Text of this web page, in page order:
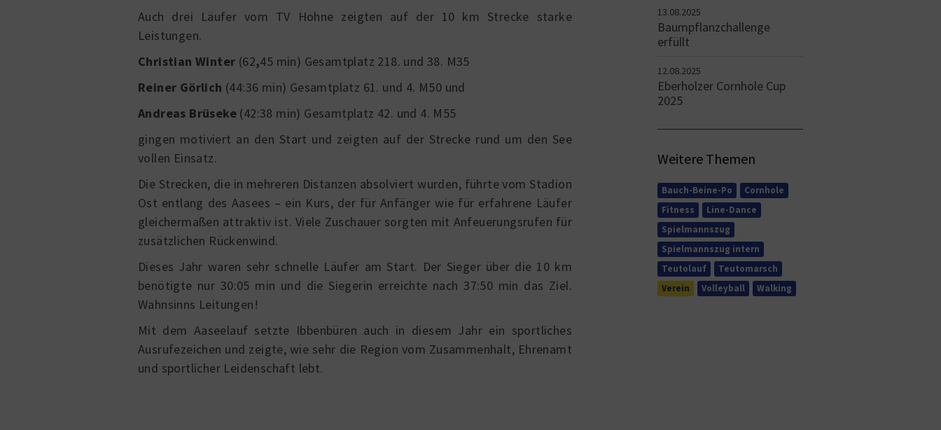
Auch drei Läufer vom TV Hohne zeigten auf der 10 km Strecke starke
Leistungen.
Christian Winter (62,45 min) Gesamtplatz 218. und 38. M35
Reiner Görlich (44:36 min) Gesamtplatz 61. und 4. M50 und
Andreas Brüseke (42:38 min) Gesamtplatz 42. und 4. M55
gingen motiviert an den Start und zeigten auf der Strecke rund um den See
vollen Einsatz.
Die Strecken, die in mehreren Distanzen absolviert wurden, führte vom Stadion
Ost entlang des Aasees – ein Kurs, der für Anfänger wie für erfahrene Läufer
gleichermaßen attraktiv ist. Viele Zuschauer sorgten mit Anfeuerungsrufen für
zusätzlichen Rückenwind.
Dieses Jahr waren sehr schnelle Läufer am Start. Der Sieger über die 10 km
benötigte nur 30:05 min und die Siegerin erreichte nach 37:50 min das Ziel.
Wahnsinns Leitungen!
Mit dem Aaseelauf setzte Ibbenbüren auch in diesem Jahr ein sportliches
Ausrufezeichen und zeigte, wie sehr die Region vom Zusammenhalt, Ehrenamt
und sportlicher Leidenschaft lebt.
13.08.2025
Baumpflanzchallenge
erfüllt
12.08.2025
Eberholzer Cornhole Cup
2025
Weitere Themen
Bauch-Beine-Po
Cornhole
Fitness
Line-Dance
Spielmannszug
Spielmannszug intern
Teutolauf
Teutomarsch
Verein
Volleyball Walking